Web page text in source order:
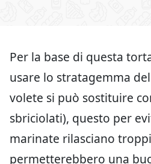
Per la base di questa
usare lo stratagemma del
volete si può sostituire
sbriciolati), questo per
marinate rilasciano
permetterebbero una